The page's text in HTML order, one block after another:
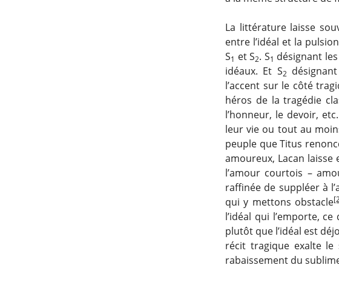
La littérature laisse
entre l’idéal et la
S1 et S2. S1 désignant
idéaux. Et S2
l’accent sur le côté
héros de la tragédie
l’honneur, le devoir,
leur vie ou tout au
peuple que Titus
amoureux, Lacan
l’amour courtois –
raffinée de suppléer à
qui y mettons obstacle
l’idéal qui l’emporte,
plutôt que l’idéal est
récit tragique exalte le
rabaissement du